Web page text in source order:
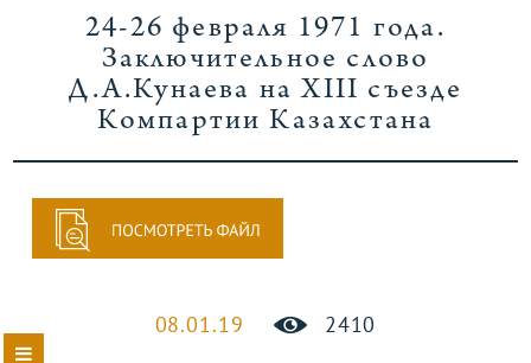
24-26 февраля 1971 года.
Заключительное слово
Д.А.Кунаева на XIII съезде
Компартии Казахстана
08.01.19 2410